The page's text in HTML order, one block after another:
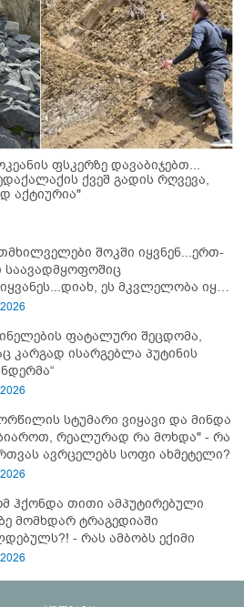
ფსკერზე დავაბიჯებთ...
ქვეშ გადის რღვევა,
აქტიურია"
შოკში იყვნენ...ერთ-
საავადმყოფოშიც
ეს მკვლელობა იყო"
დატრიალებული ტრაგედიის
ფატალური შეცდომა,
კარგად ისარგებლა პუტინის
სტუმარი ვიყავი და მინდა
რეალურად რა მოხდა" - რა
ავრცელებს სოფი ახმეტელი?
ჰქონდა თითი ამპუტირებული
მომხდარ ტრაგედიაში
- რას ამბობს ექიმი